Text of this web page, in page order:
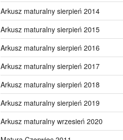
Arkusz maturalny sierpień 2014
Arkusz maturalny sierpień 2015
Arkusz maturalny sierpień 2016
Arkusz maturalny sierpień 2017
Arkusz maturalny sierpień 2018
Arkusz maturalny sierpień 2019
Arkusz maturalny wrzesień 2020